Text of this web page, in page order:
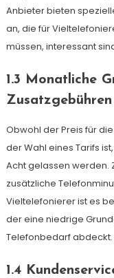
Anbieter bieten
an, die für
müssen, interessant
1.3 Monatliche
Zusatzgebühren
Obwohl der Preis für
der Wahl eines Tarifs
Acht gelassen werden.
zusätzliche
Vieltelefonierer ist es
der eine niedrige
Telefonbedarf abdeckt.
1.4